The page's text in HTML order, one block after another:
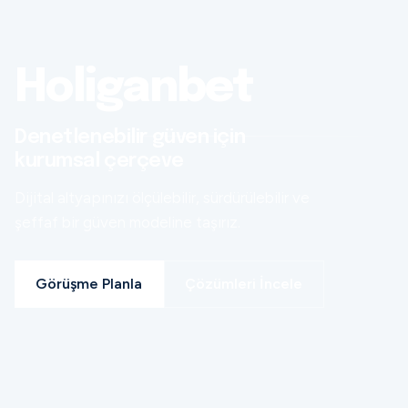
Görüşme Planla